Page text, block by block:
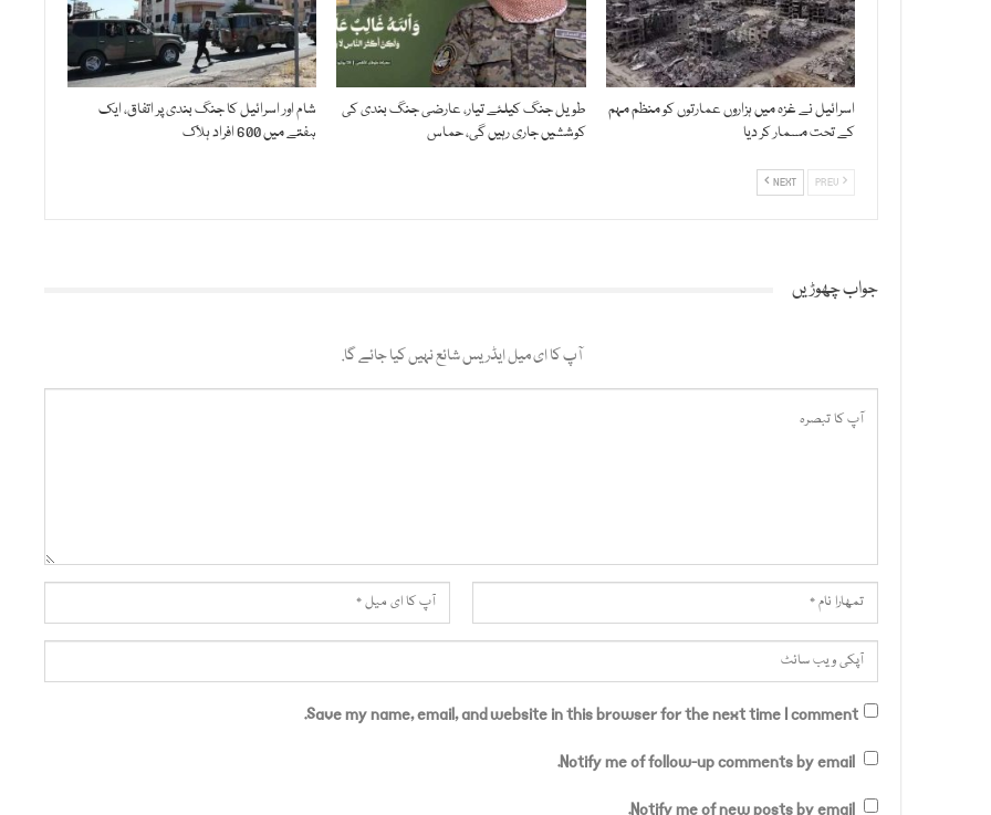
اسرائیل نے غزہ میں ہزاروں عمارتوں کو منظم مہم
کے تحت مسمار کر دیا
طویل جنگ کیلئے تیار، عارضی جنگ بندی کی
کوششیں جاری رہیں گی، حماس
شام اور اسرائیل کا جنگ بندی پر اتفاق، ایک
ہفتے میں 600 افراد ہلاک
NEXT
جواب چھوڑیں
آپ کا ای میل ایڈریس شائع نہیں کیا جائے گا.
Save my name, email, and website in this browser for the next time I comment.
Notify me of follow-up comments by email.
Notify me of new posts by email.